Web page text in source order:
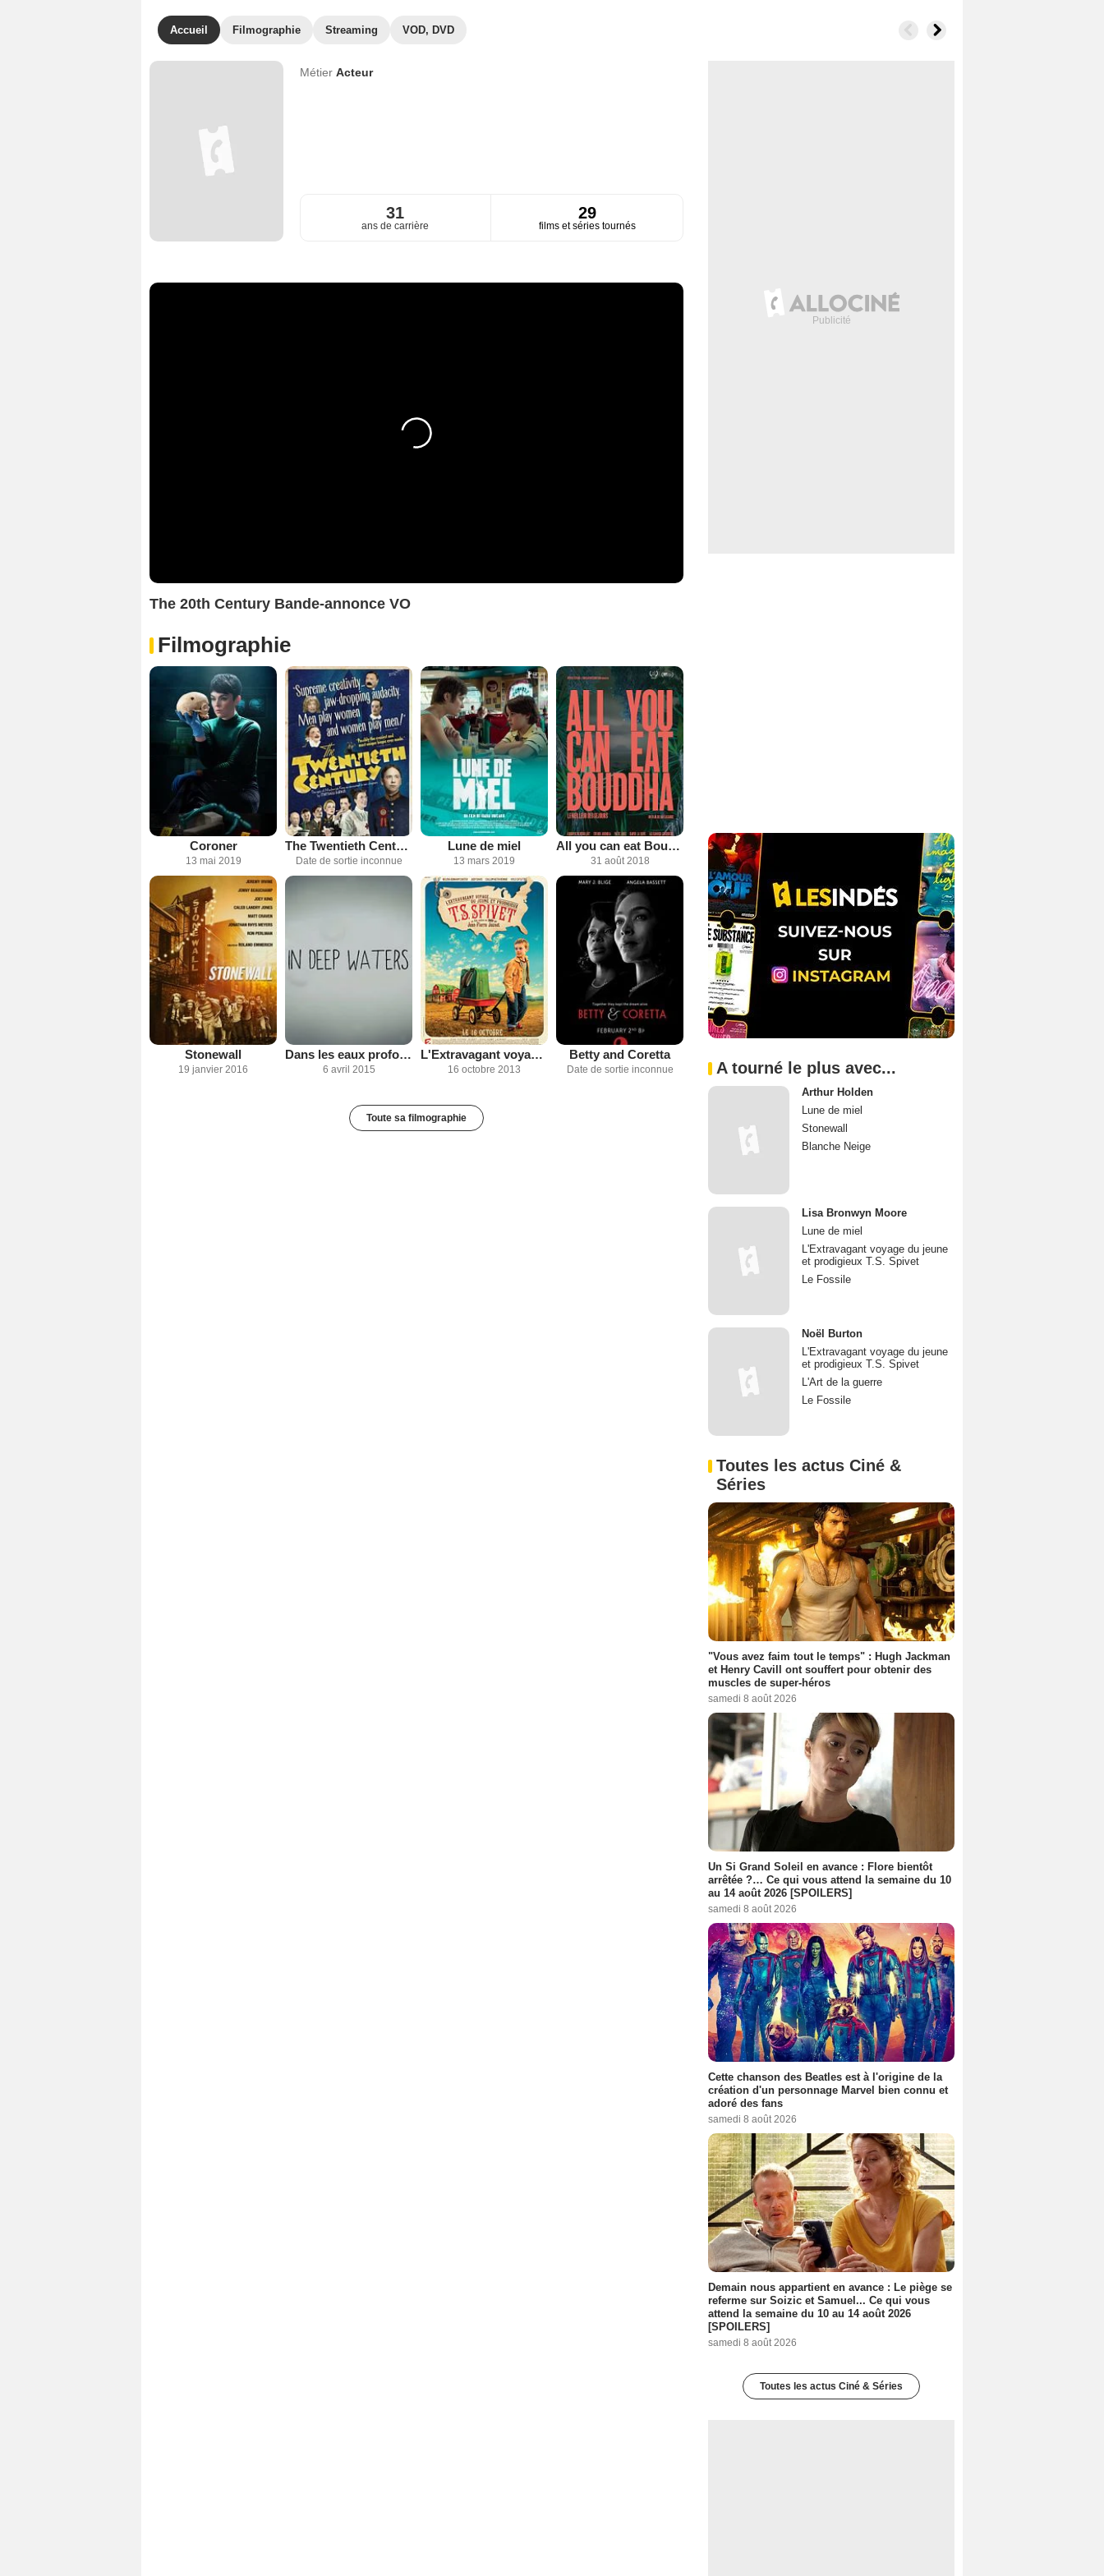
Accueil Filmographie Streaming VOD, DVD
Métier Acteur
31
ans de carrière
29
films et séries tournés
The 20th Century Bande-annonce VO
Filmographie
Coroner
13 mai 2019
The Twentieth Century
Date de sortie inconnue
Lune de miel
13 mars 2019
All you can eat Bouddha
31 août 2018
Stonewall
19 janvier 2016
Dans les eaux profondes
6 avril 2015
L'Extravagant voyage du jeune et prodigieux T.S. Spivet
16 octobre 2013
Betty and Coretta
Date de sortie inconnue
Toute sa filmographie
A tourné le plus avec...
Arthur Holden
Lune de miel
Stonewall
Blanche Neige
Lisa Bronwyn Moore
Lune de miel
L'Extravagant voyage du jeune
et prodigieux T.S. Spivet
Le Fossile
Noël Burton
L'Extravagant voyage du jeune
et prodigieux T.S. Spivet
L'Art de la guerre
Le Fossile
Toutes les actus Ciné &
Séries
"Vous avez faim tout le temps" : Hugh Jackman
et Henry Cavill ont souffert pour obtenir des
muscles de super-héros
samedi 8 août 2026
Un Si Grand Soleil en avance : Flore bientôt
arrêtée ?… Ce qui vous attend la semaine du 10
au 14 août 2026 [SPOILERS]
samedi 8 août 2026
Cette chanson des Beatles est à l'origine de la
création d'un personnage Marvel bien connu et
adoré des fans
samedi 8 août 2026
Demain nous appartient en avance : Le piège se
referme sur Soizic et Samuel... Ce qui vous
attend la semaine du 10 au 14 août 2026
[SPOILERS]
samedi 8 août 2026
Toutes les actus Ciné & Séries